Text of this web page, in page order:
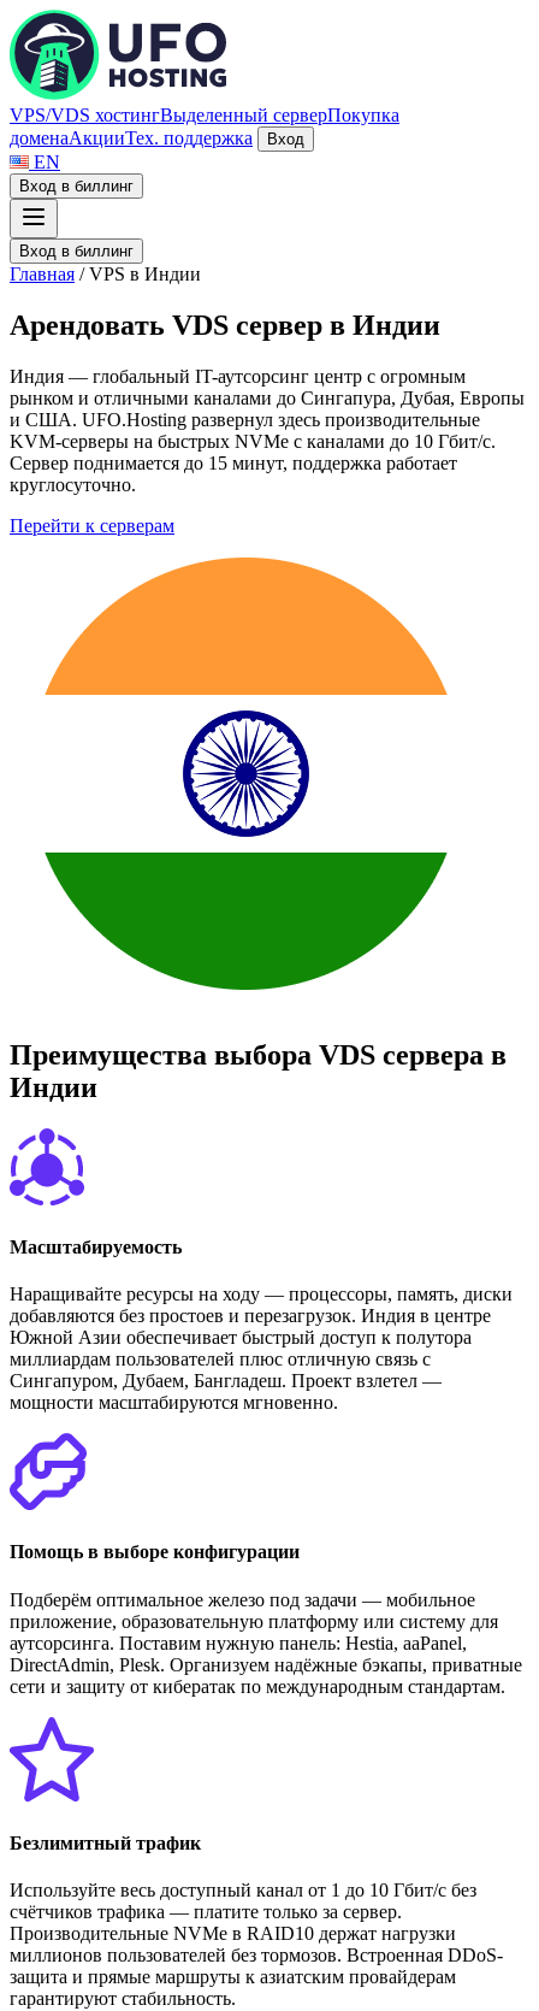
VPS/VDS хостингВыделенный серверПокупка
доменаАкцииТех. поддержка Вход
EN
Вход в биллинг
Вход в биллинг
Главная /VPS в Индии
Арендовать VDS сервер в Индии
Индия — глобальный IT-аутсорсинг центр с огромным
рынком и отличными каналами до Сингапура, Дубая, Европы
и США. UFO.Hosting развернул здесь производительные
KVM-серверы на быстрых NVMe с каналами до 10 Гбит/с.
Сервер поднимается до 15 минут, поддержка работает
круглосуточно.
Перейти к серверам
Преимущества выбора VDS сервера в
Индии
Масштабируемость
Наращивайте ресурсы на ходу — процессоры, память, диски
добавляются без простоев и перезагрузок. Индия в центре
Южной Азии обеспечивает быстрый доступ к полутора
миллиардам пользователей плюс отличную связь с
Сингапуром, Дубаем, Бангладеш. Проект взлетел —
мощности масштабируются мгновенно.
Помощь в выборе конфигурации
Подберём оптимальное железо под задачи — мобильное
приложение, образовательную платформу или систему для
аутсорсинга. Поставим нужную панель: Hestia, aaPanel,
DirectAdmin, Plesk. Организуем надёжные бэкапы, приватные
сети и защиту от кибератак по международным стандартам.
Безлимитный трафик
Используйте весь доступный канал от 1 до 10 Гбит/с без
счётчиков трафика — платите только за сервер.
Производительные NVMe в RAID10 держат нагрузки
миллионов пользователей без тормозов. Встроенная DDoS-
защита и прямые маршруты к азиатским провайдерам
гарантируют стабильность.